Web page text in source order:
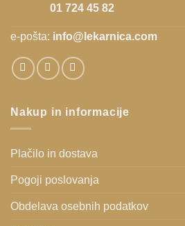
01 724 45 82
e-pošta: info@lekarnica.com
Nakup in informacije
Plačilo in dostava
Pogoji poslovanja
Obdelava osebnih podatkov